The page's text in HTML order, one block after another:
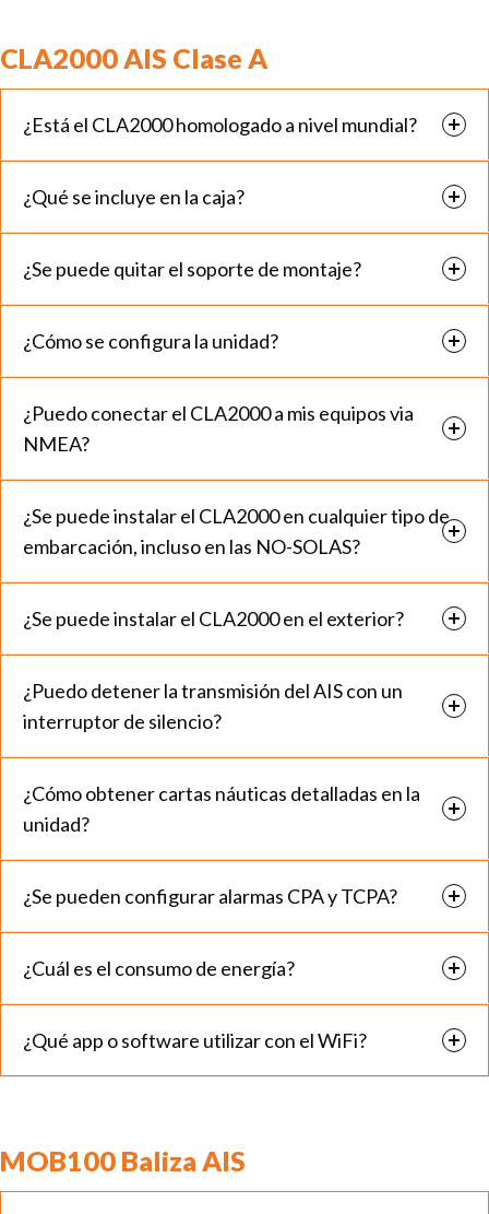
CLA2000 AIS Clase A
¿Está el CLA2000 homologado a nivel mundial?
¿Qué se incluye en la caja?
¿Se puede quitar el soporte de montaje?
¿Cómo se configura la unidad?
¿Puedo conectar el CLA2000 a mis equipos via
NMEA?
¿Se puede instalar el CLA2000 en cualquier tipo de
embarcación, incluso en las NO-SOLAS?
¿Se puede instalar el CLA2000 en el exterior?
¿Puedo detener la transmisión del AIS con un
interruptor de silencio?
¿Cómo obtener cartas náuticas detalladas en la
unidad?
¿Se pueden configurar alarmas CPA y TCPA?
¿Cuál es el consumo de energía?
¿Qué app o software utilizar con el WiFi?
MOB100 Baliza AIS